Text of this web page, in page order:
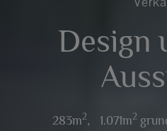
Design
283m2, 1.071m2